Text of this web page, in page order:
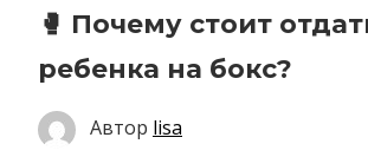
🥊 Почему стоит
ребенка на бокс?
Автор lisa